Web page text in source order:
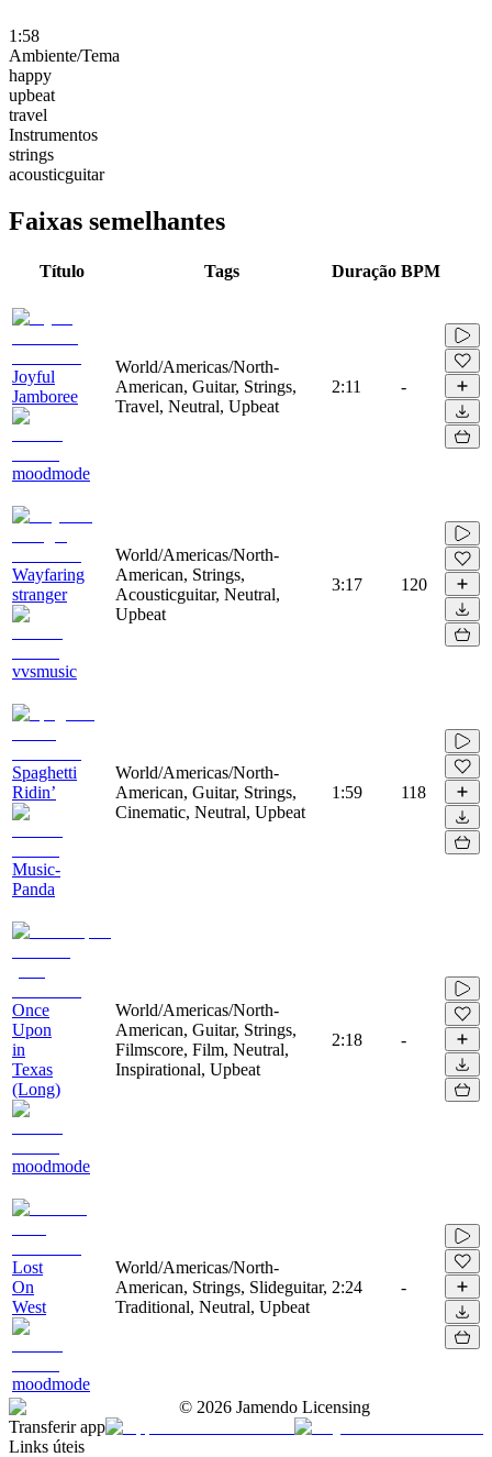
1:58
Ambiente/Tema
happy
upbeat
travel
Instrumentos
strings
acousticguitar
Faixas semelhantes
Título Tags Duração BPM
Joyful
Jamboree
moodmode
World/Americas/North-
American, Guitar, Strings,
Travel, Neutral, Upbeat
2:11 -
Wayfaring
stranger
vvsmusic
World/Americas/North-
American, Strings,
Acousticguitar, Neutral,
Upbeat
3:17 120
Spaghetti
Ridin’
Music-
Panda
World/Americas/North-
American, Guitar, Strings,
Cinematic, Neutral, Upbeat
1:59 118
Once
Upon
in
Texas
(Long)
moodmode
World/Americas/North-
American, Guitar, Strings,
Filmscore, Film, Neutral,
Inspirational, Upbeat
2:18 -
Lost
On
West
moodmode
World/Americas/North-
American, Strings, Slideguitar,
Traditional, Neutral, Upbeat
2:24 -
© 2026 Jamendo Licensing
Transferir app
Links úteis